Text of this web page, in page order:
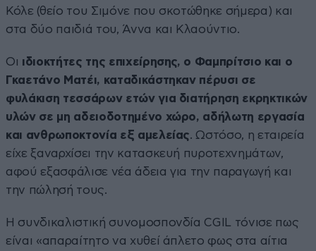
Κόλε (θείο του Σιμόνε που σκοτώθηκε σήμερα) και
στα δύο παιδιά του, Άννα και Κλαούντιο.
Οι ιδιοκτήτες της επιχείρησης, ο Φαμπρίτσιο και ο
Γκαετάνο Ματέι, καταδικάστηκαν πέρυσι σε
φυλάκιση τεσσάρων ετών για διατήρηση εκρηκτικών
υλών σε μη αδειοδοτημένο χώρο, αδήλωτη εργασία
και ανθρωποκτονία εξ αμελείας. Ωστόσο, η εταιρεία
είχε ξαναρχίσει την κατασκευή πυροτεχνημάτων,
αφού εξασφάλισε νέα άδεια για την παραγωγή και
την πώλησή τους.
Η συνδικαλιστική συνομοσπονδία CGIL τόνισε πως
είναι «απαραίτητο να χυθεί άπλετο φως στα αίτια